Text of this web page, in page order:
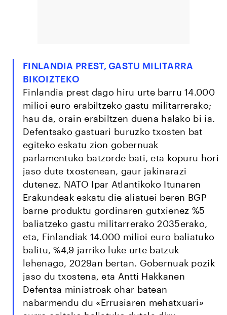
FINLANDIA PREST, GASTU MILITARRA
BIKOIZTEKO
Finlandia prest dago hiru urte barru 14.000
milioi euro erabiltzeko gastu militarrerako;
hau da, orain erabiltzen duena halako bi ia.
Defentsako gastuari buruzko txosten bat
egiteko eskatu zion gobernuak
parlamentuko batzorde bati, eta kopuru hori
jaso dute txostenean, gaur jakinarazi
dutenez. NATO Ipar Atlantikoko Itunaren
Erakundeak eskatu die aliatuei beren BGP
barne produktu gordinaren gutxienez %5
baliatzeko gastu militarrerako 2035erako,
eta, Finlandiak 14.000 milioi euro baliatuko
balitu, %4,9 jarriko luke urte batzuk
lehenago, 2029an bertan. Gobernuak pozik
jaso du txostena, eta Antti Hakkanen
Defentsa ministroak ohar batean
nabarmendu du «Errusiaren mehatxuari»